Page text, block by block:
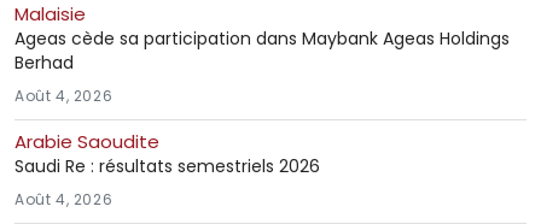
Malaisie
Ageas cède sa participation dans Maybank Ageas Holdings
Berhad
Août 4, 2026
Arabie Saoudite
Saudi Re : résultats semestriels 2026
Août 4, 2026